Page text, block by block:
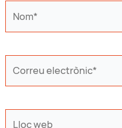
electrònic*